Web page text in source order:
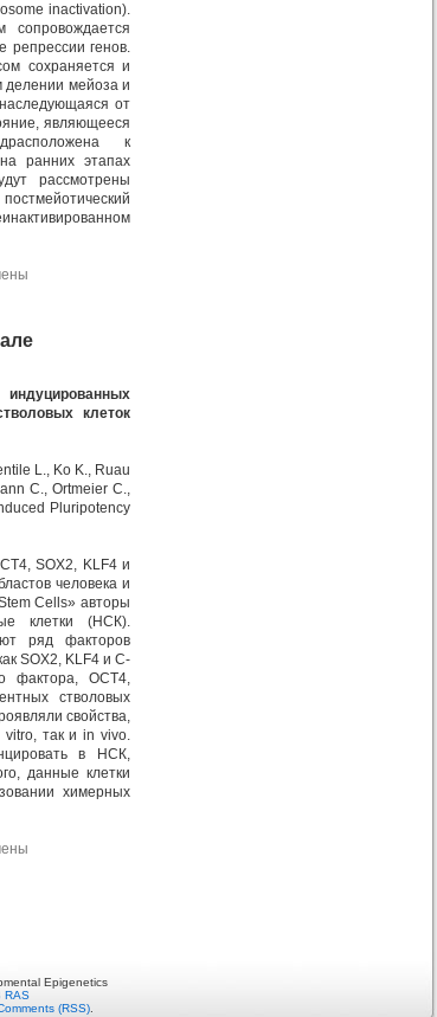
inactivation).
сопровождается
репрессии генов.
сохраняется и
делении мейоза и
от
являющееся
к
ранних этапах
рассмотрены
клеток
L., Ko K., Ruau
C., Ortmeier C.,
Pluripotency
SOX2, KLF4 и
человека и
Cells» авторы
клетки (НСК).
ряд факторов
SOX2, KLF4 и C-
фактора, OCT4,
стволовых
свойства,
vitro, так и in vivo.
в НСК,
данные клетки
химерных
Epigenetics
RAS
(RSS)